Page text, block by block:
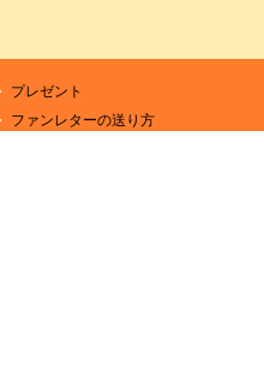
プレゼント
ファンレターの送り方